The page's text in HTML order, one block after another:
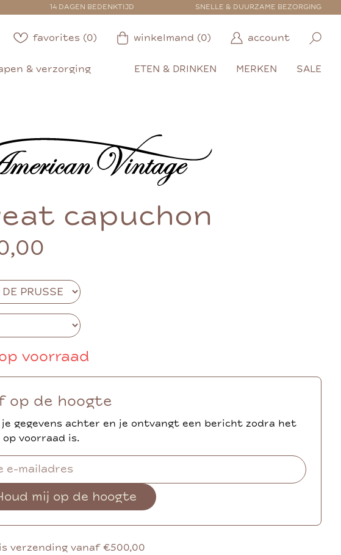
14 DAGEN BEDENKTIJD SNELLE & DUURZAME BEZORGING
favorites (0) winkelmand (0) account
& verzorging ETEN & DRINKEN MERKEN SALE
capuchon
voorraad
op de hoogte
je gegevens achter en je ontvangt een bericht zodra het
op voorraad is.
mij op de hoogte
verzending vanaf €500,00